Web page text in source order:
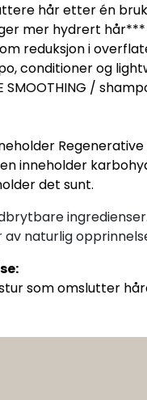
hår etter én
mer hydrert
reduksjon i
conditioner og
SMOOTHING /
inneholder
det sunt.
ingredienser.
av naturlig
som omslutter